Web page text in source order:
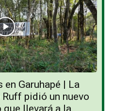
Garuhapé | La
pidió un nuevo
llevará a la